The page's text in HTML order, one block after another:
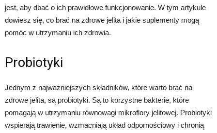
jest, aby dbać o ich prawidłowe funkcjonowanie. W tym artykule
dowiesz się, co brać na zdrowe jelita i jakie suplementy mogą
pomóc w utrzymaniu ich zdrowia.
Probiotyki
Jednym z najważniejszych składników, które warto brać na
zdrowe jelita, są probiotyki. Są to korzystne bakterie, które
pomagają w utrzymaniu równowagi mikroflory jelitowej. Probiotyki
wspierają trawienie, wzmacniają układ odpornościowy i chronią